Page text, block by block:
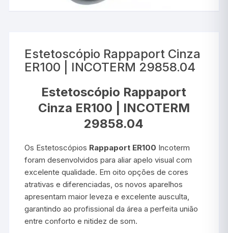
Estetoscópio Rappaport Cinza
ER100 | INCOTERM 29858.04
Estetoscópio Rappaport
Cinza ER100 | INCOTERM
29858.04
Os Estetoscópios Rappaport ER100 Incoterm
foram desenvolvidos para aliar apelo visual com
excelente qualidade. Em oito opções de cores
atrativas e diferenciadas, os novos aparelhos
apresentam maior leveza e excelente ausculta,
garantindo ao profissional da área a perfeita união
entre conforto e nitidez de som.